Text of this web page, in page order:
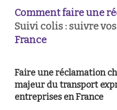
Comment faire une
Suivi colis : suivre
France
Faire une réclamation
majeur du transport
entreprises en France